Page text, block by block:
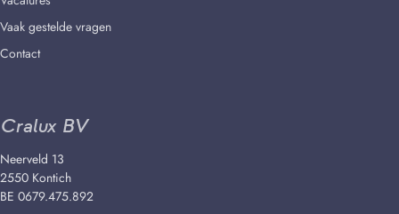
Vaak gestelde vragen
Contact
Cralux BV
Neerveld 13
2550 Kontich
BE 0679.475.892